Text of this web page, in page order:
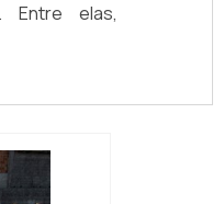
Entre elas,